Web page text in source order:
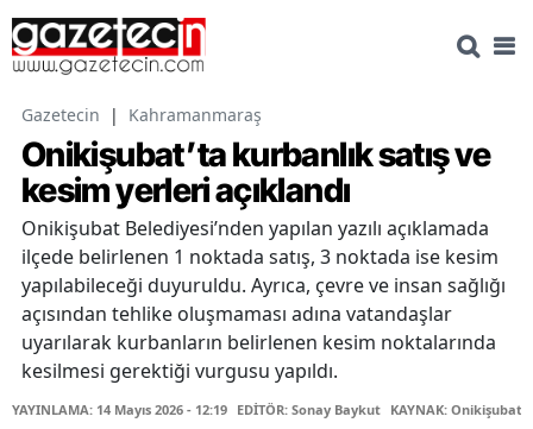
Gazetecin | Kahramanmaraş
Onikişubat’ta kurbanlık satış ve
kesim yerleri açıklandı
Onikişubat Belediyesi’nden yapılan yazılı açıklamada
ilçede belirlenen 1 noktada satış, 3 noktada ise kesim
yapılabileceği duyuruldu. Ayrıca, çevre ve insan sağlığı
açısından tehlike oluşmaması adına vatandaşlar
uyarılarak kurbanların belirlenen kesim noktalarında
kesilmesi gerektiği vurgusu yapıldı.
YAYINLAMA: 14 Mayıs 2026 - 12:19 EDİTÖR: Sonay Baykut KAYNAK: Onikişubat